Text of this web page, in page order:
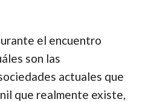
el encuentro
son las
actuales que
que realmente existe,